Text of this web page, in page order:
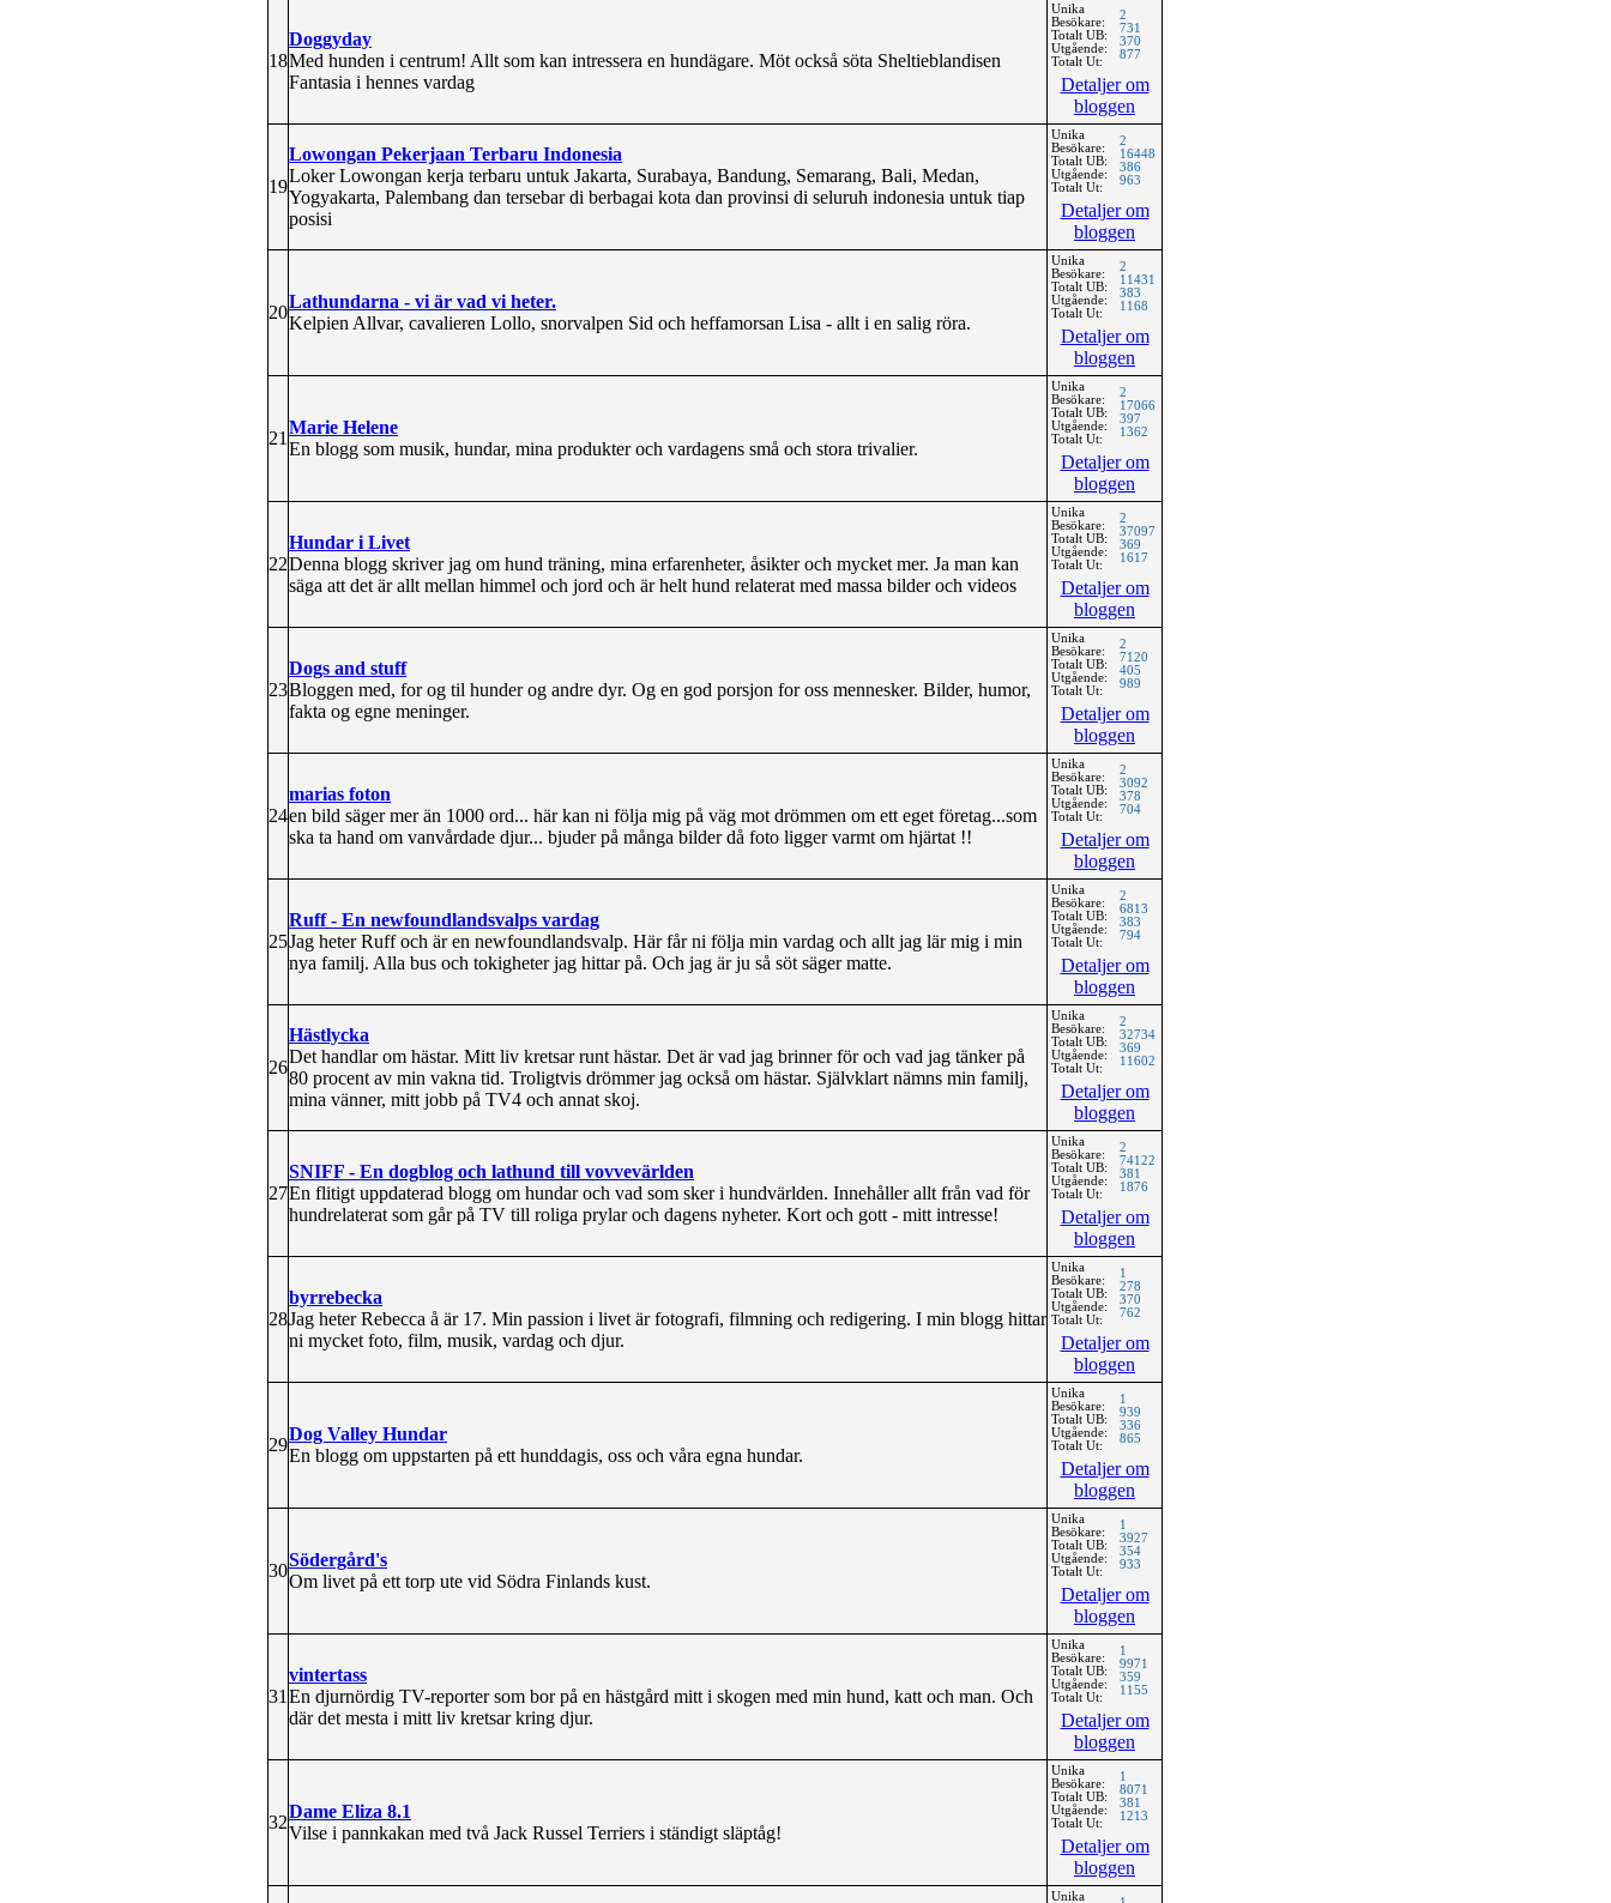
18
Doggyday
Med hunden i centrum! Allt som kan intressera en hundägare. Möt också söta Sheltieblandisen
Fantasia i hennes vardag
Unika
Besökare:
Totalt UB:
Utgående:
Totalt Ut:
2
731
370
877
Detaljer om
bloggen
19
Lowongan Pekerjaan Terbaru Indonesia
Loker Lowongan kerja terbaru untuk Jakarta, Surabaya, Bandung, Semarang, Bali, Medan,
Yogyakarta, Palembang dan tersebar di berbagai kota dan provinsi di seluruh indonesia untuk tiap
posisi
Unika
Besökare:
Totalt UB:
Utgående:
Totalt Ut:
2
16448
386
963
Detaljer om
bloggen
20
Lathundarna - vi är vad vi heter.
Kelpien Allvar, cavalieren Lollo, snorvalpen Sid och heffamorsan Lisa - allt i en salig röra.
Unika
Besökare:
Totalt UB:
Utgående:
Totalt Ut:
2
11431
383
1168
Detaljer om
bloggen
21
Marie Helene
En blogg som musik, hundar, mina produkter och vardagens små och stora trivalier.
Unika
Besökare:
Totalt UB:
Utgående:
Totalt Ut:
2
17066
397
1362
Detaljer om
bloggen
22
Hundar i Livet
Denna blogg skriver jag om hund träning, mina erfarenheter, åsikter och mycket mer. Ja man kan
säga att det är allt mellan himmel och jord och är helt hund relaterat med massa bilder och videos
Unika
Besökare:
Totalt UB:
Utgående:
Totalt Ut:
2
37097
369
1617
Detaljer om
bloggen
23
Dogs and stuff
Bloggen med, for og til hunder og andre dyr. Og en god porsjon for oss mennesker. Bilder, humor,
fakta og egne meninger.
Unika
Besökare:
Totalt UB:
Utgående:
Totalt Ut:
2
7120
405
989
Detaljer om
bloggen
24
marias foton
en bild säger mer än 1000 ord... här kan ni följa mig på väg mot drömmen om ett eget företag...som
ska ta hand om vanvårdade djur... bjuder på många bilder då foto ligger varmt om hjärtat !!
Unika
Besökare:
Totalt UB:
Utgående:
Totalt Ut:
2
3092
378
704
Detaljer om
bloggen
25
Ruff - En newfoundlandsvalps vardag
Jag heter Ruff och är en newfoundlandsvalp. Här får ni följa min vardag och allt jag lär mig i min
nya familj. Alla bus och tokigheter jag hittar på. Och jag är ju så söt säger matte.
Unika
Besökare:
Totalt UB:
Utgående:
Totalt Ut:
2
6813
383
794
Detaljer om
bloggen
26
Hästlycka
Det handlar om hästar. Mitt liv kretsar runt hästar. Det är vad jag brinner för och vad jag tänker på
80 procent av min vakna tid. Troligtvis drömmer jag också om hästar. Självklart nämns min familj,
mina vänner, mitt jobb på TV4 och annat skoj.
Unika
Besökare:
Totalt UB:
Utgående:
Totalt Ut:
2
32734
369
11602
Detaljer om
bloggen
27
SNIFF - En dogblog och lathund till vovvevärlden
En flitigt uppdaterad blogg om hundar och vad som sker i hundvärlden. Innehåller allt från vad för
hundrelaterat som går på TV till roliga prylar och dagens nyheter. Kort och gott - mitt intresse!
Unika
Besökare:
Totalt UB:
Utgående:
Totalt Ut:
2
74122
381
1876
Detaljer om
bloggen
28
byrrebecka
Jag heter Rebecca å är 17. Min passion i livet är fotografi, filmning och redigering. I min blogg hittar
ni mycket foto, film, musik, vardag och djur.
Unika
Besökare:
Totalt UB:
Utgående:
Totalt Ut:
1
278
370
762
Detaljer om
bloggen
29
Dog Valley Hundar
En blogg om uppstarten på ett hunddagis, oss och våra egna hundar.
Unika
Besökare:
Totalt UB:
Utgående:
Totalt Ut:
1
939
336
865
Detaljer om
bloggen
30
Södergård's
Om livet på ett torp ute vid Södra Finlands kust.
Unika
Besökare:
Totalt UB:
Utgående:
Totalt Ut:
1
3927
354
933
Detaljer om
bloggen
31
vintertass
En djurnördig TV-reporter som bor på en hästgård mitt i skogen med min hund, katt och man. Och
där det mesta i mitt liv kretsar kring djur.
Unika
Besökare:
Totalt UB:
Utgående:
Totalt Ut:
1
9971
359
1155
Detaljer om
bloggen
32
Dame Eliza 8.1
Vilse i pannkakan med två Jack Russel Terriers i ständigt släptåg!
Unika
Besökare:
Totalt UB:
Utgående:
Totalt Ut:
1
8071
381
1213
Detaljer om
bloggen
Unika